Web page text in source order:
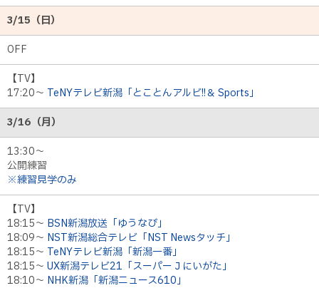
3/15（日）
OFF
【TV】
17:20～ TeNYテレビ新潟「とことんアルビ!!＆ Sports」
3/16（月）
13:30〜
公開練習
※練習見学のみ
【TV】
18:15～ BSN新潟放送「ゆうなび」
18:09～ NST新潟総合テレビ「NST Newsタッチ」
18:15～ TeNYテレビ新潟「新潟一番」
18:15～ UX新潟テレビ21「スーパーＪにいがた」
18:10～ NHK新潟「新潟ニュース610」